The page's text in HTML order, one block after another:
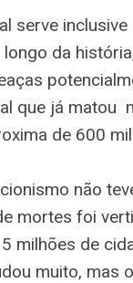
serve
da
que já matou
de 600
não
mortes foi
milhões de
muito, mas